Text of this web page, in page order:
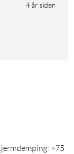
4 år siden
>75